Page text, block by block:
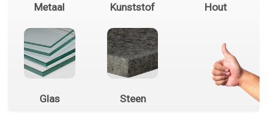
Metaal Kunststof Hout
Glas Steen